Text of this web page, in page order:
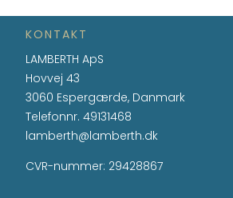
KONTAKT
LAMBERTH ApS
Hovvej 43
3060 Espergærde, Danmark
Telefonnr.49131468
lamberth@lamberth.dk
CVR-nummer: 29428867